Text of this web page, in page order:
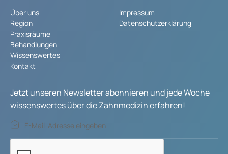
Über uns
Region
Praxisräume
Behandlungen
Wissenswertes
Kontakt
Impressum
Datenschutzerklärung
Jetzt unseren Newsletter abonnieren und jede Woche
wissenswertes über die Zahnmedizin erfahren!